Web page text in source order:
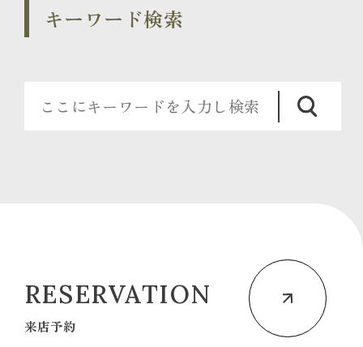
キーワード検索
RESERVATION
来店予約